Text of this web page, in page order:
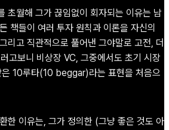
초월해 그가 끊임없이 회자되는 이유는 남
책들이 여러 투자 원칙과 이론을 자신의
리고 직관적으로 풀어낸 그야말로 고전, 더
고보니 비상장 VC, 그중에서도 초기 시장
은 10루타(10 beggar)라는 표현을 처음으
한 이유는, 그가 정의한 (그냥 좋은 것도 아